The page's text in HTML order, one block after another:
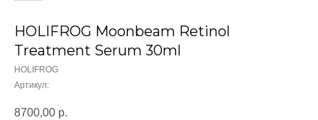
HOLIFROG Moonbeam Retinol
Treatment Serum 30ml
HOLIFROG
Артикул:
8700,00 р.